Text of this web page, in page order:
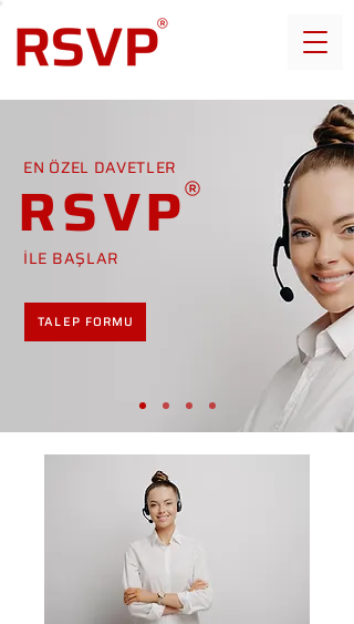
EN ÖZEL DAVETLER
RSVP
İLE BAŞLAR
TALEP FORMU